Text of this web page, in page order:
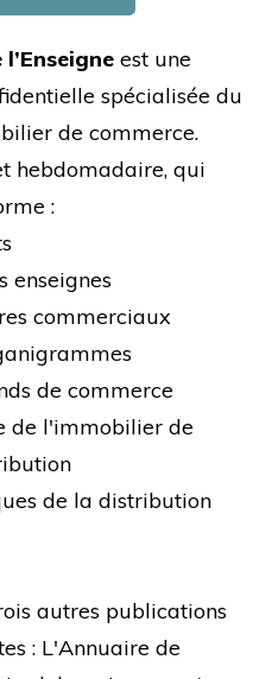
est une
spécialisée du
de commerce.
hebdomadaire, qui
:
enseignes
commerciaux
de commerce
de l'immobilier de
de la distribution
autres publications
: L'Annuaire de